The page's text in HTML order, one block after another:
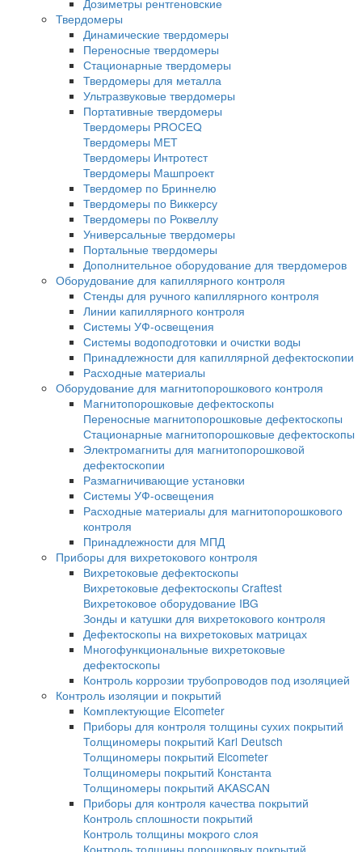
Экраны усиливающие свинцовые
Принадлежности для радиографического
Денситометры
Фотофонари
Маркировочные знаки
Эталоны чувствительности
Универсальные шаблоны радиографа
Кассеты для рентгеновской пленки
Пояса для кассет панорамного и
просвечивания труб
Пояса мерительные
Термопояс защитный
Термочехол защитный
Знаки радиационной опасности
Трафарет для расшифровки
снимков
Магнитные держатели
Промышленные маркеры
Резаки для рентгеновской пленки
Бумага светонепроницаемая
Проявочные машины для рентгеновской
Проявочные машины
Сушильные машины
Дополнительное оборудование
Аксессуары для проявочных машин
Дозиметры рентгеновские
Твердомеры
Динамические твердомеры
Переносные твердомеры
Стационарные твердомеры
Твердомеры для металла
Ультразвуковые твердомеры
Портативные твердомеры
Твердомеры PROCEQ
Твердомеры МЕТ
Твердомеры Интротест
Твердомеры Машпроект
Твердомер по Бриннелю
Твердомеры по Виккерсу
Твердомеры по Роквеллу
Универсальные твердомеры
Портальные твердомеры
Дополнительное оборудование для
Оборудование для капиллярного контроля
Стенды для ручного капиллярного
Линии капиллярного контроля
Системы УФ-освещения